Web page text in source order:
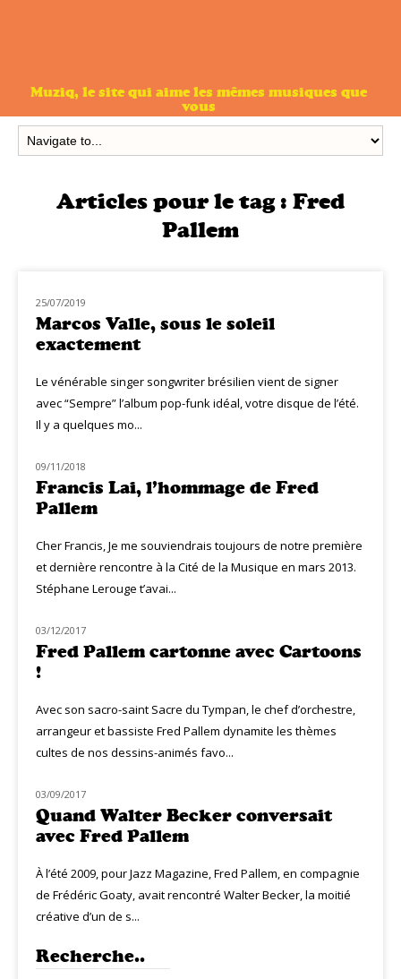
Muziq, le site qui aime les mêmes musiques que
vous
Articles pour le tag : Fred
Pallem
NOUVEAUTÉS
25/07/2019
Marcos Valle, sous le soleil
exactement
Le vénérable singer songwriter brésilien vient de signer
avec “Sempre” l’album pop-funk idéal, votre disque de l’été.
Il y a quelques mo...
HOMMAGE
09/11/2018
Francis Lai, l’hommage de Fred
Pallem
Cher Francis, Je me souviendrais toujours de notre première
et dernière rencontre à la Cité de la Musique en mars 2013.
Stéphane Lerouge t’avai...
NOUVEAUTÉS
03/12/2017
Fred Pallem cartonne avec Cartoons
!
Avec son sacro-saint Sacre du Tympan, le chef d’orchestre,
arrangeur et bassiste Fred Pallem dynamite les thèmes
cultes de nos dessins-animés favo...
HOMMAGE
03/09/2017
Quand Walter Becker conversait
avec Fred Pallem
À l’été 2009, pour Jazz Magazine, Fred Pallem, en compagnie
de Frédéric Goaty, avait rencontré Walter Becker, la moitié
créative d’un de s...
Recherche..